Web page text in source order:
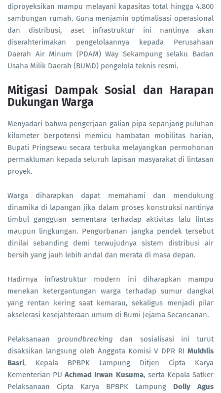
diproyeksikan mampu melayani kapasitas total hingga 4.800
sambungan rumah. Guna menjamin optimalisasi operasional
dan distribusi, aset infrastruktur ini nantinya akan
diserahterimakan pengelolaannya kepada Perusahaan
Daerah Air Minum (PDAM) Way Sekampung selaku Badan
Usaha Milik Daerah (BUMD) pengelola teknis resmi.
Mitigasi Dampak Sosial dan Harapan
Dukungan Warga
Menyadari bahwa pengerjaan galian pipa sepanjang puluhan
kilometer berpotensi memicu hambatan mobilitas harian,
Bupati Pringsewu secara terbuka melayangkan permohonan
permakluman kepada seluruh lapisan masyarakat di lintasan
proyek.
Warga diharapkan dapat memahami dan mendukung
dinamika di lapangan jika dalam proses konstruksi nantinya
timbul gangguan sementara terhadap aktivitas lalu lintas
maupun lingkungan. Pengorbanan jangka pendek tersebut
dinilai sebanding demi terwujudnya sistem distribusi air
bersih yang jauh lebih andal dan merata di masa depan.
Hadirnya infrastruktur modern ini diharapkan mampu
menekan ketergantungan warga terhadap sumur dangkal
yang rentan kering saat kemarau, sekaligus menjadi pilar
akselerasi kesejahteraan umum di Bumi Jejama Secancanan.
Pelaksanaan groundbreaking dan sosialisasi ini turut
disaksikan langsung oleh Anggota Komisi V DPR RI Mukhlis
Basri, Kepala BPBPK Lampung Ditjen Cipta Karya
Kementerian PUAchmad Irwan Kusuma, serta Kepala Satker
Pelaksanaan Cipta Karya BPBPK Lampung Dolly Agus